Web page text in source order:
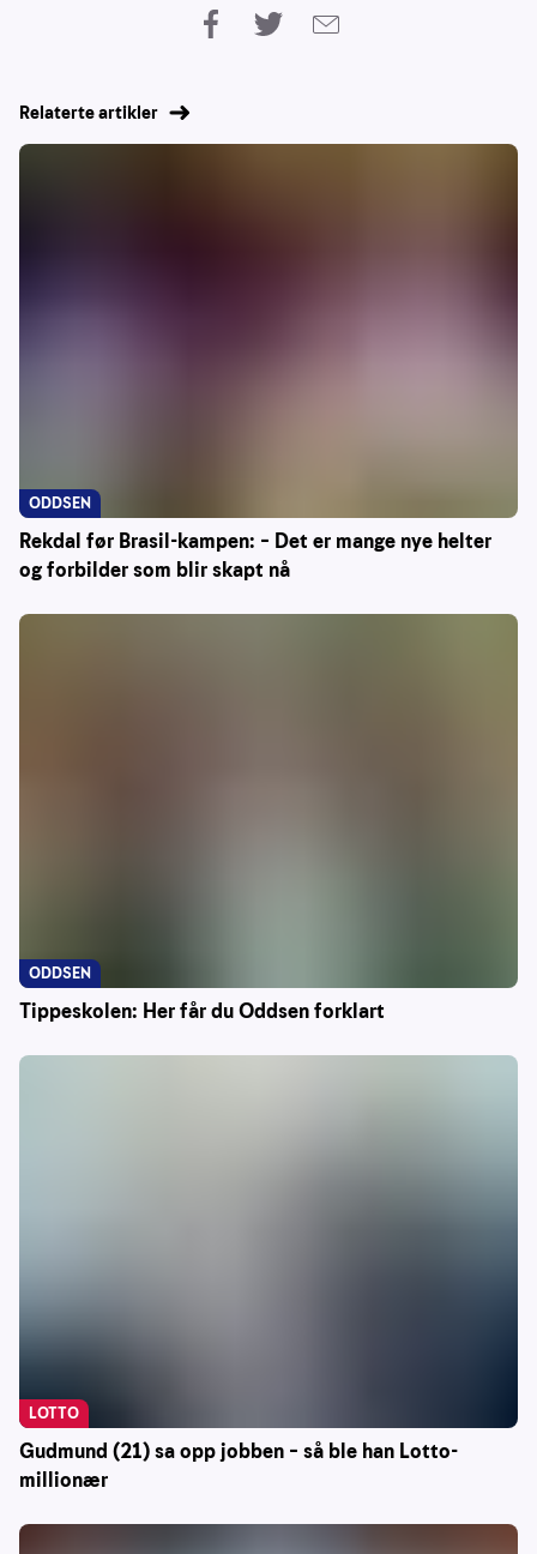
Relaterte artikler
Rekdal før Brasil-kampen: – Det er mange nye helter
og forbilder som blir skapt nå
ODDSEN
Tippeskolen: Her får du Oddsen forklart
ODDSEN
Gudmund (21) sa opp jobben – så ble han Lotto-
millionær
LOTTO